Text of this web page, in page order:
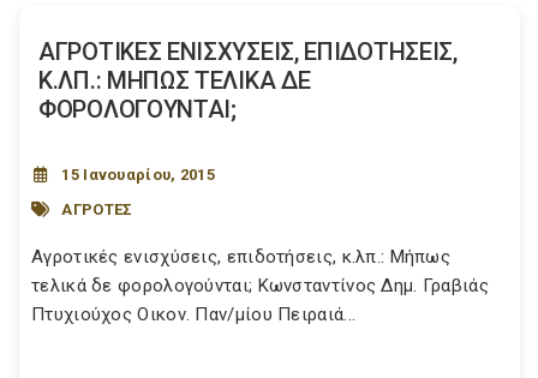
ΑΓΡΟΤΙΚΕΣ ΕΝΙΣΧΥΣΕΙΣ, ΕΠΙΔΟΤΗΣΕΙΣ,
Κ.ΛΠ.: ΜΗΠΩΣ ΤΕΛΙΚΑ ΔΕ
ΦΟΡΟΛΟΓΟΥΝΤΑΙ;
15 Ιανουαρίου, 2015
ΑΓΡΟΤΕΣ
Αγροτικές ενισχύσεις, επιδοτήσεις, κ.λπ.: Μήπως
τελικά δε φορολογούνται; Κωνσταντίνος Δημ. Γραβιάς
Πτυχιούχος Οικον. Παν/μίου Πειραιά...